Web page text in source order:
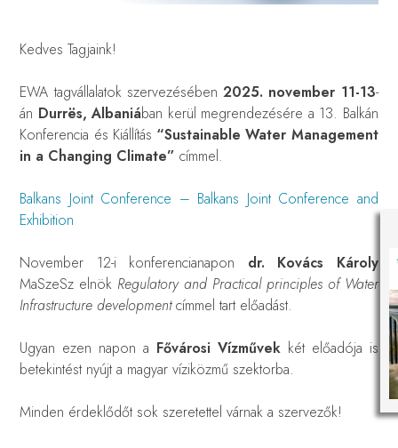
Kedves Tagjaink!
EWA tagvállalatok szervezésében2025. november 11-13-
án Durrës, Albaniában kerül megrendezésére a 13. Balkán
Konferencia és Kiállítás “Sustainable Water Management
in a Changing Climate”címmel.
Balkans Joint Conference – Balkans Joint Conference and
Exhibition
November 12-i konferencianapon dr. Kovács Károly
MaSzeSz elnök Regulatory and Practical principles of Water
Infrastructure developmentcímmel tart előadást.
Ugyan ezen napon a Fővárosi Vízművekkét előadója is
betekintést nyújt a magyar víziközmű szektorba.
Minden érdeklődőt sok szeretettel várnak a szervezők!